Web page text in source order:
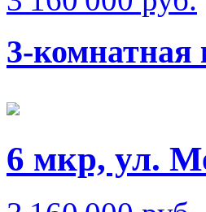
3-комнатная
6 мкр, ул.